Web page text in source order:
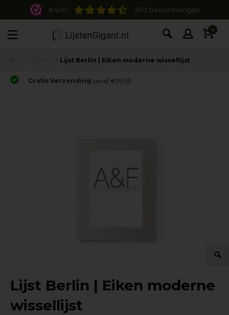
8.4/10 603 beoordelingen
0
Lijst Berlin | Eiken moderne wissellijst
Gratis Verzending vanaf €99,95
Lijst Berlin | Eiken moderne
wissellijst